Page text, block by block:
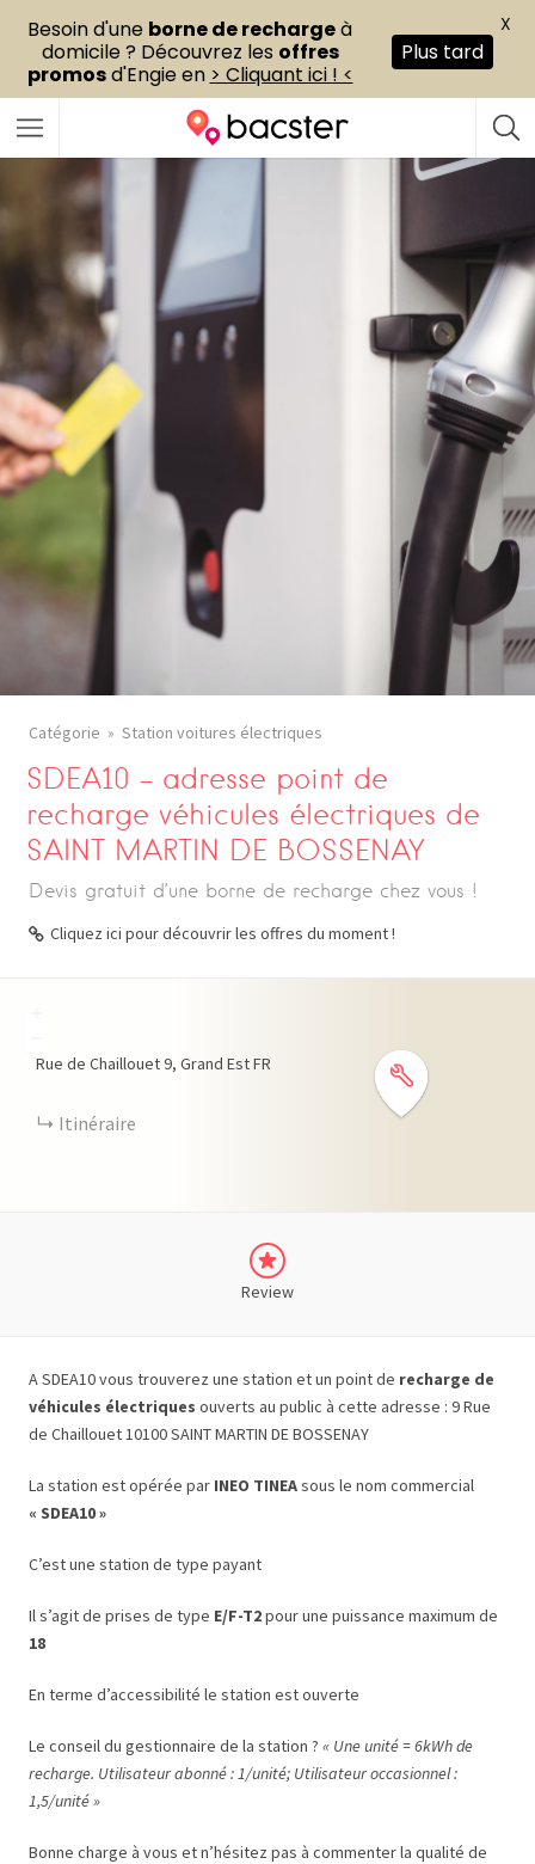
Catégorie Station voitures électriques
SDEA10 – adresse point de
recharge véhicules électriques de
SAINT MARTIN DE BOSSENAY
Devis gratuit d’une borne de recharge chez vous !
Cliquez ici pour découvrir les offres du moment !
Rue de Chaillouet9 Grand EstFR
Itinéraire
Review
A SDEA10 vous trouverez une station et un point de recharge de
véhicules électriques ouverts au public à cette adresse : 9 Rue
de Chaillouet 10100 SAINT MARTIN DE BOSSENAY
La station est opérée par INEO TINEAsous le nom commercial
« SDEA10 »
C’est une station de type payant
Il s’agit de prises de type E/F-T2pour une puissance maximum de
18
En terme d’accessibilité le station est ouverte
Le conseil du gestionnaire de la station ? « Une unité = 6kWh de
recharge. Utilisateur abonné : 1/unité; Utilisateur occasionnel :
1,5/unité »
Bonne charge à vous et n’hésitez pas à commenter la qualité de
Besoin d'une borne de rechargeà
domicile ? Découvrez les offres
promosd'Engie en > Cliquant ici ! <
Plus tard
X